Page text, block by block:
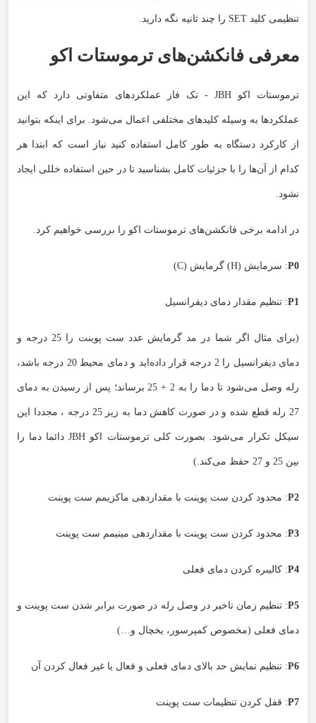
تنظیمی کلید SET را چند ثانیه نگه دارید.
معرفی فانکشن‌های ترموستات اکو
ترموستات اکو JBH - تک فاز عملکردهای متفاوتی دارد که این
عملکردها به وسیله کلیدهای مختلفی اعمال می‌شود. برای اینکه بتوانید
از کارکرد دستگاه به طور کامل استفاده کنید نیاز است که ابتدا هر
کدام از آن‌ها را با جزئیات کامل بشناسید تا در حین استفاده خللی ایجاد
نشود.
در ادامه برخی فانکشن‌های ترموستات اکو را بررسی خواهیم کرد.
P0: سرمایش (H) گرمایش (C)
P1: تنظیم مقدار دمای دیفرانسیل
(برای مثال اگر شما در مد گرمایش عدد ست پوینت را 25 درجه و
دمای دیفرانسیل را 2 درجه قرار داده‌اید و دمای محیط 20 درجه باشد،
رله وصل می‌شود تا دما را به 2 + 25 برساند؛ پس از رسیدن به دمای
27 رله قطع شده و در صورت کاهش دما به زیر 25 درجه ، مجددا این
سیکل تکرار می‌شود. بصورت کلی ترموستات اکو JBH دائما دما را
بین 25 و 27 حفظ می‌کند.)
P2: محدود کردن ست پوینت با مقداردهی ماکزیمم ست پوینت
P3: محدود کردن ست پوینت با مقداردهی مینیمم ست پوینت
P4: کالیبره کردن دمای فعلی
P5: تنظیم زمان تاخیر در وصل رله در صورت برابر شدن ست پوینت و
دمای فعلی (مخصوص کمپرسور، یخچال و…)
P6: تنظیم نمایش حد بالای دمای فعلی و فعال یا غیر فعال کردن آن
P7: قفل کردن تنظیمات ست پوینت